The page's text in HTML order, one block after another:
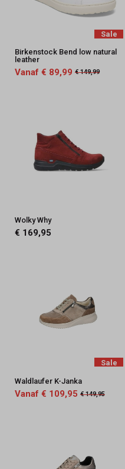
Sale
Birkenstock Bend low natural
leather
Vanaf € 89,99 € 149,99
Wolky Why
€ 169,95
Sale
Waldlaufer K-Janka
Vanaf € 109,95 € 149,95